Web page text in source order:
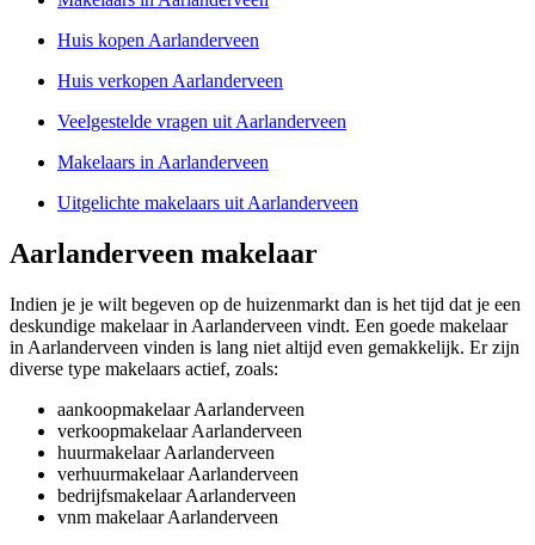
Huis kopen Aarlanderveen
Huis verkopen Aarlanderveen
Veelgestelde vragen uit Aarlanderveen
Makelaars in Aarlanderveen
Uitgelichte makelaars uit Aarlanderveen
Aarlanderveen makelaar
Indien je je wilt begeven op de huizenmarkt dan is het tijd dat je een
deskundige makelaar in Aarlanderveen vindt. Een goede makelaar
in Aarlanderveen vinden is lang niet altijd even gemakkelijk. Er zijn
diverse type makelaars actief, zoals:
aankoopmakelaar Aarlanderveen
verkoopmakelaar Aarlanderveen
huurmakelaar Aarlanderveen
verhuurmakelaar Aarlanderveen
bedrijfsmakelaar Aarlanderveen
vnm makelaar Aarlanderveen